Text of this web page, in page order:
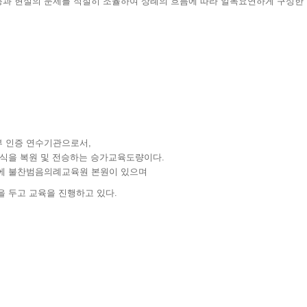
인증 연수기관으로서,
을 복원 및 전승하는 승가교육도량이다.
불찬범음의례교육원 본원이 있으며
두고 교육을 진행하고 있다.